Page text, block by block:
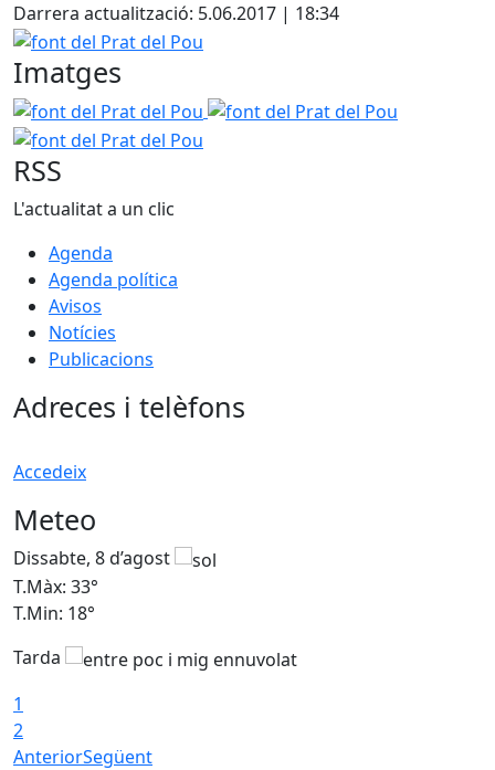
Darrera actualització: 5.06.2017 | 18:34
font del Prat del Pou
Imatges
font del Prat del Pou font del Prat del Pou
RSS
L'actualitat a un clic
Agenda
Agenda política
Avisos
Notícies
Publicacions
Adreces i telèfons
Accedeix
Meteo
Dissabte, 8 d’agost
T.Màx: 33°
T.Min: 18°
Tarda
1
2
AnteriorSegüent